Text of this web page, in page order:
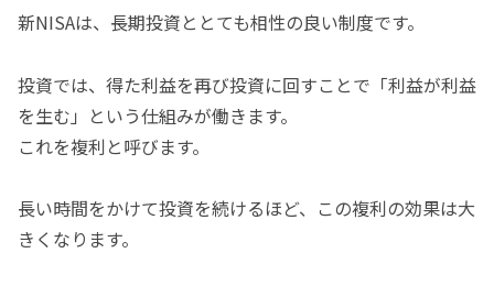
新NISAは、長期投資ととても相性の良い制度です。
投資では、得た利益を再び投資に回すことで「利益が利益
を生む」という仕組みが働きます。
これを複利と呼びます。
長い時間をかけて投資を続けるほど、この複利の効果は大
きくなります。